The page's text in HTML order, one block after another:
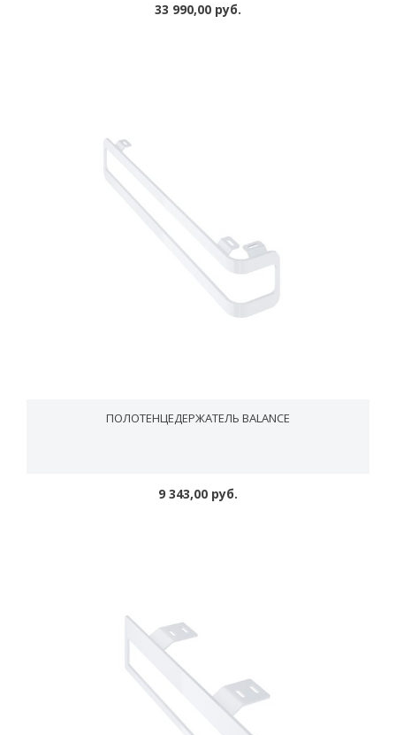
33 990,00 руб.
ПОЛОТЕНЦЕДЕРЖАТЕЛЬ BALANCE
9 343,00 руб.